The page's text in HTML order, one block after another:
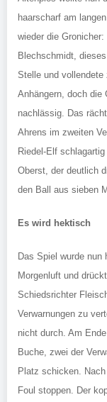
haarscharf am
wieder die
Blechschmidt,
Stelle und
Anhängern, doch die
nachlässig. Das
Ahrens im zweiten
Riedel-Elf
Oberst, der deutlich
den Ball aus sieben
Es wird hektisch
Das Spiel wurde
Morgenluft und
Schiedsrichter
Verwarnungen zu
nicht durch. Am
Buche, zwei der
Platz schicken.
Foul stoppen. Der